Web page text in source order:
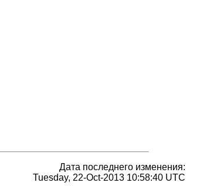
Дата последнего изменения:
Tuesday, 22-Oct-2013 10:58:40 UTC